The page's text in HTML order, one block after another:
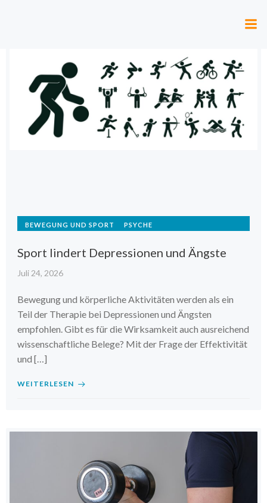
BEWEGUNG UND SPORT PSYCHE
Sport lindert Depressionen und Ängste
Juli 24, 2026
Bewegung und körperliche Aktivitäten werden als ein
Teil der Therapie bei Depressionen und Ängsten
empfohlen. Gibt es für die Wirksamkeit auch ausreichend
wissenschaftliche Belege? Mit der Frage der Effektivität
und […]
WEITERLESEN